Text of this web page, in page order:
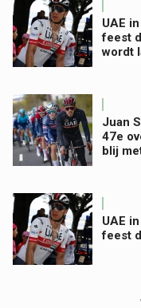
UAE
feest
wordt
Juan
47e
blij
UAE
feest